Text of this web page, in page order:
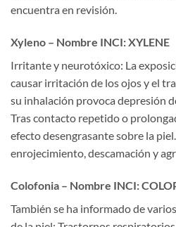
encuentra en revisión.
Xyleno – Nombre INCI: XYLENE
Irritante y neurotóxico: La
causar irritación de los ojos y el
su inhalación provoca depresión
Tras contacto repetido o
efecto desengrasante sobre la
enrojecimiento, descamación y
Colofonia – Nombre INCI:
También se ha informado de